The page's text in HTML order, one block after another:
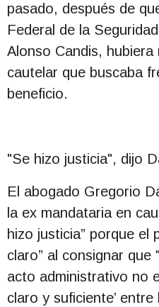
pasado, después de
Federal de la
Alonso Candis,
cautelar que buscaba
beneficio.
"Se hizo justicia", dijo
El abogado Gregorio
la ex mandataria en
hizo justicia” porque el
claro” al consignar que
acto administrativo no
claro y suficiente’